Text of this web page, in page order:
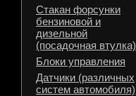
Стакан форсунки
бензиновой и
дизельной
(посадочная втулка)
Блоки управления
Датчики (различных
систем автомобиля)